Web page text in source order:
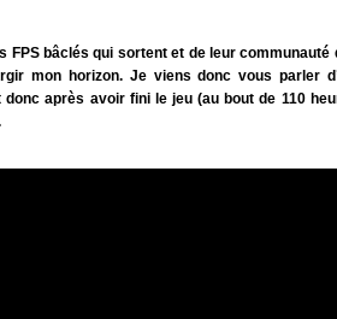
FPS bâclés qui sortent et de leur
mon horizon. Je viens donc vous parler
donc après avoir fini le jeu (au bout de 110